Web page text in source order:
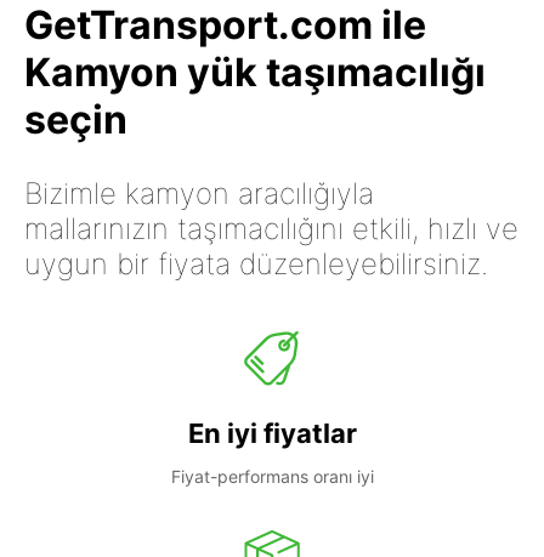
GetTransport.com ile
Kamyon yük taşımacılığı
seçin
Bizimle kamyon aracılığıyla
mallarınızın taşımacılığını etkili, hızlı ve
uygun bir fiyata düzenleyebilirsiniz.
En iyi fiyatlar
Fiyat-performans oranı iyi